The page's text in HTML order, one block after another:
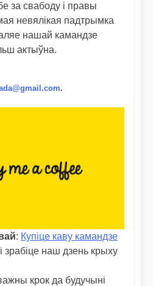
за свабоду і правы
невялікая падтрымка
нашай камандзе
актыўна.
.
: Купіце каву камандзе
і зрабіце наш дзень крыху
крок да будучыні